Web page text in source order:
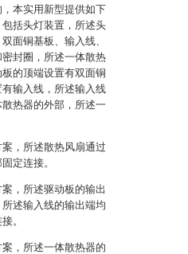
本实用新型提供如下
括头灯装置，所述头
面铜基板、输入线、
封圈，所述一体散热
的顶端设置有双面铜
输入线，所述输入线
热器的外部，所述一
，所述散热风扇通过
定连接。
，所述驱动板的输出
述输入线的输出端均
。
，所述一体散热器的